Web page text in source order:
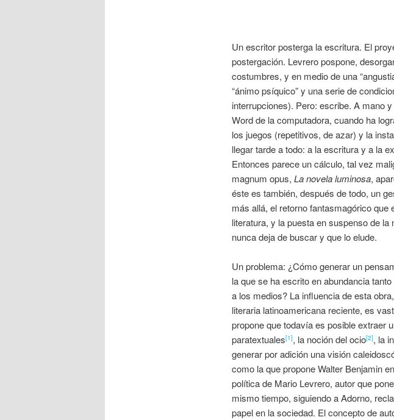
Un escritor posterga la escritura. El
postergación. Levrero pospone,
costumbres, y en medio de una
“ánimo psíquico” y una serie de
interrupciones). Pero: escribe. A mano
Word de la computadora, cuando ha
los juegos (repetitivos, de azar) y la
llegar tarde a todo: a la escritura y a la
Entonces parece un cálculo, tal vez
magnum opus, La novela luminosa,
éste es también, después de todo, un
más allá, el retorno fantasmagórico
literatura, y la puesta en suspenso de
nunca deja de buscar y que lo elude.
Un problema: ¿Cómo generar un
la que se ha escrito en abundancia
a los medios? La influencia de esta
literaria latinoamericana reciente, es
propone que todavía es posible extraer
paratextuales[1], la noción del ocio[2], la
generar por adición una visión
como la que propone Walter Benjamin en
política de Mario Levrero, autor que
mismo tiempo, siguiendo a Adorno,
papel en la sociedad. El concepto de